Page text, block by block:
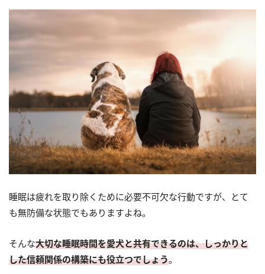
睡眠は疲れを取り除くために必要不可欠な行動ですが、とて
も無防備な状態でもありますよね。
そんな大切な睡眠時間を愛犬と共有できるのは、しっかりと
した信頼関係の構築にも役立つでしょう。